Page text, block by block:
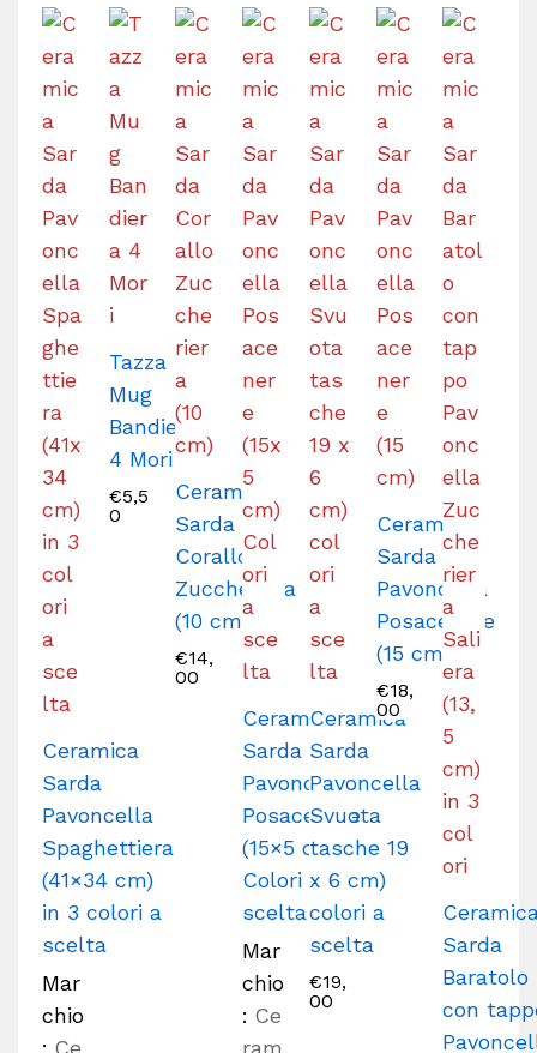
Ceramica
Sarda
Pavoncella
Spaghettiera
(41×34 cm)
in 3 colori a
scelta
Mar
chio
: Ce
Tazza
Mug
Bandiera
4 Mori
€5,5
0
Ceramica
Sarda
Corallo
Zuccheriera
(10 cm)
€14,
00
Ceramica
Sarda
Pavoncella
Posacenere
(15×5 cm)
Colori a
scelta
Mar
chio
: Ce
ram
Ceramica
Sarda
Pavoncella
Svuota
tasche 19
x 6 cm)
colori a
scelta
€19,
00
Ceramica
Sarda
Pavoncella
Posacenere
(15 cm)
€18,
00
Sarda
Baratolo
con